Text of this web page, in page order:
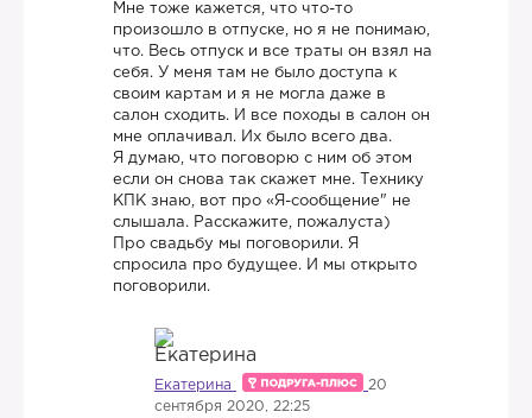
Мне тоже кажется, что что-то
произошло в отпуске, но я не понимаю,
что. Весь отпуск и все траты он взял на
себя. У меня там не было доступа к
своим картам и я не могла даже в
салон сходить. И все походы в салон он
мне оплачивал. Их было всего два.
Я думаю, что поговорю с ним об этом
если он снова так скажет мне. Технику
КПК знаю, вот про «Я-сообщение" не
слышала. Расскажите, пожалуста)
Про свадьбу мы поговорили. Я
спросила про будущее. И мы открыто
поговорили.
Екатерина
20
сентября 2020, 22:25